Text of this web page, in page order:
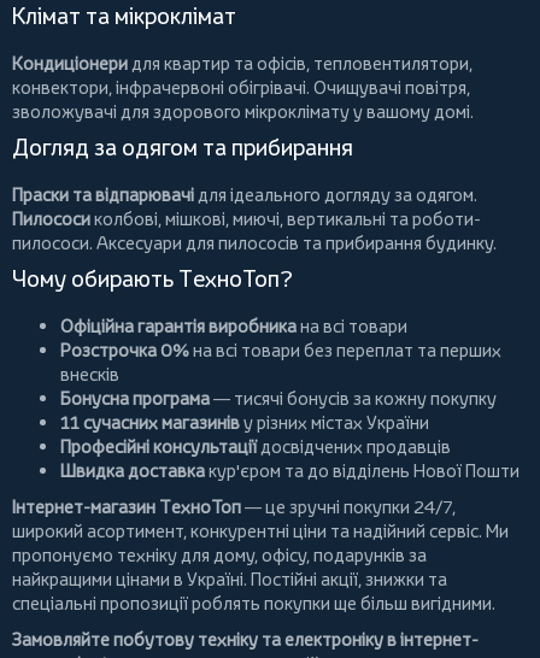
Клімат та мікроклімат
Кондиціонеридля квартир та офісів, тепловентилятори,
конвектори,інфрачервоні обігрівачі. Очищувачі повітря,
зволожувачі для здорового мікроклімату у вашому домі.
Догляд за одягом та прибирання
Праски та відпарювачідля ідеального догляду за одягом.
Пилососиколбові,мішкові,миючі,вертикальні тароботи-
пилососи. Аксесуари для пилососів та прибирання будинку.
Чому обирають ТехноТоп?
Офіційна гарантія виробникана всі товари
Розстрочка 0%на всі товари без переплат та перших
внесків
Бонусна програма— тисячі бонусів за кожну покупку
11 сучасних магазиніву різних містах України
Професійні консультаціїдосвідчених продавців
Швидка доставкакур'єром та до відділень Нової Пошти
Інтернет-магазин ТехноТоп— це зручні покупки 24/7,
широкий асортимент, конкурентні ціни та надійний сервіс. Ми
пропонуємо техніку для дому, офісу, подарунків за
найкращими цінами в Україні. Постійні акції, знижки та
спеціальні пропозиції роблять покупки ще більш вигідними.
Замовляйте побутову техніку та електроніку в інтернет-